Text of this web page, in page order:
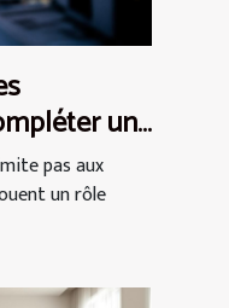
un
pas aux
un rôle